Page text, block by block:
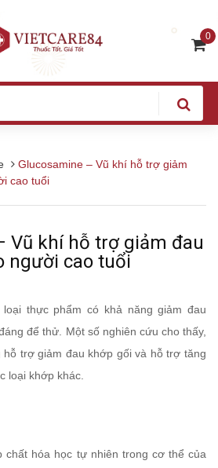
0
Glucosamine – Vũ khí hỗ trợ giảm
cao tuổi
Vũ khí hỗ trợ giảm đau
người cao tuổi
thực phẩm có khả năng giảm đau
để thử. Một số nghiên cứu cho thấy,
hỗ trợ giảm đau khớp gối và hỗ trợ tăng
loại khớp khác.
chất hóa học tự nhiên trong cơ thể của